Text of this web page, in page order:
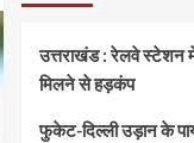
उत्तराखंड : रेलवे स्टेशन में
मिलने से हड़कंप
फुकेट-दिल्ली उड़ान के